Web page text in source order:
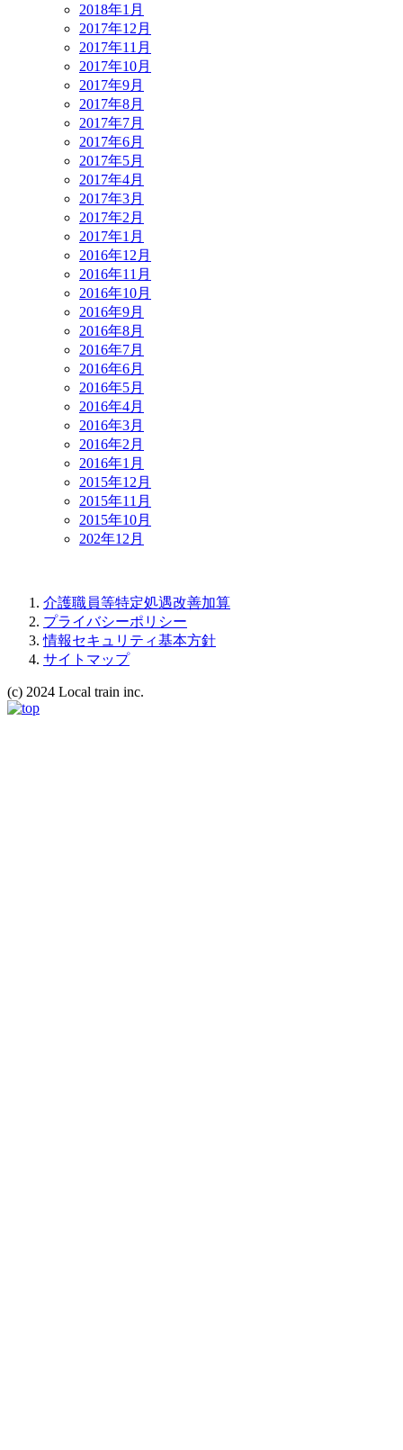
2018年1月
2017年12月
2017年11月
2017年10月
2017年9月
2017年8月
2017年7月
2017年6月
2017年5月
2017年4月
2017年3月
2017年2月
2017年1月
2016年12月
2016年11月
2016年10月
2016年9月
2016年8月
2016年7月
2016年6月
2016年5月
2016年4月
2016年3月
2016年2月
2016年1月
2015年12月
2015年11月
2015年10月
202年12月
介護職員等特定処遇改善加算
プライバシーポリシー
情報セキュリティ基本方針
サイトマップ
(c) 2024 Local train inc.